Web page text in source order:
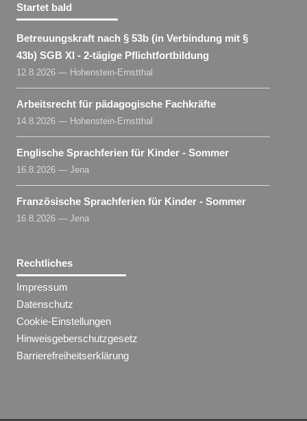
Startet bald
Betreuungskraft nach § 53b (in Verbindung mit §
43b) SGB XI - 2-tägige Pflichtfortbildung
12.8.2026 — Hohenstein-Ernstthal
Arbeitsrecht für pädagogische Fachkräfte
14.8.2026 — Hohenstein-Ernstthal
Englische Sprachferien für Kinder - Sommer
16.8.2026 — Jena
Französische Sprachferien für Kinder - Sommer
16.8.2026 — Jena
Rechtliches
Impressum
Datenschutz
Cookie-Einstellungen
Hinweisgeberschutzgesetz
Barrierefreiheitserklärung